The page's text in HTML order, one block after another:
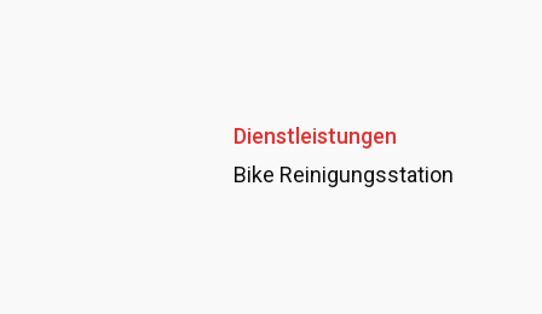
Dienstleistungen
Bike Reinigungsstation